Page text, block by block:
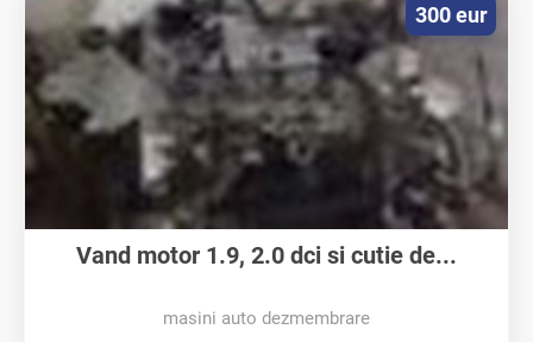
Vand motor 1.9, 2.0 dci si cutie de...
masini auto dezmembrare
300 eur